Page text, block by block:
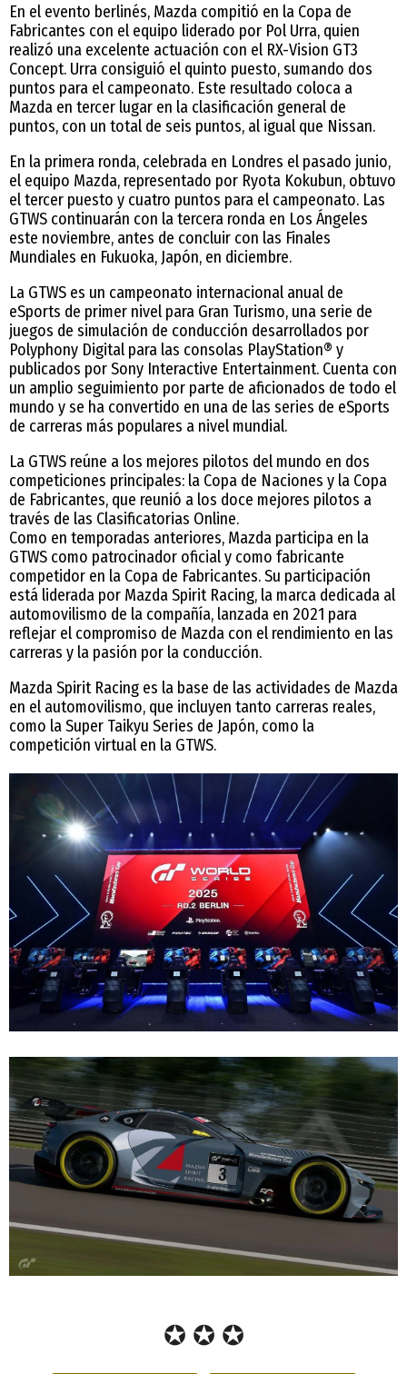
En el evento berlinés, Mazda compitió en la Copa de
Fabricantes con el equipo liderado por Pol Urra, quien
realizó una excelente actuación con el RX-Vision GT3
Concept. Urra consiguió el quinto puesto, sumando dos
puntos para el campeonato. Este resultado coloca a
Mazda en tercer lugar en la clasificación general de
puntos, con un total de seis puntos, al igual que Nissan.
En la primera ronda, celebrada en Londres el pasado junio,
el equipo Mazda, representado por Ryota Kokubun, obtuvo
el tercer puesto y cuatro puntos para el campeonato. Las
GTWS continuarán con la tercera ronda en Los Ángeles
este noviembre, antes de concluir con las Finales
Mundiales en Fukuoka, Japón, en diciembre.
La GTWS es un campeonato internacional anual de
eSports de primer nivel para Gran Turismo, una serie de
juegos de simulación de conducción desarrollados por
Polyphony Digital para las consolas PlayStation® y
publicados por Sony Interactive Entertainment. Cuenta con
un amplio seguimiento por parte de aficionados de todo el
mundo y se ha convertido en una de las series de eSports
de carreras más populares a nivel mundial.
La GTWS reúne a los mejores pilotos del mundo en dos
competiciones principales: la Copa de Naciones y la Copa
de Fabricantes, que reunió a los doce mejores pilotos a
través de las Clasificatorias Online.
Como en temporadas anteriores, Mazda participa en la
GTWS como patrocinador oficial y como fabricante
competidor en la Copa de Fabricantes. Su participación
está liderada por Mazda Spirit Racing, la marca dedicada al
automovilismo de la compañía, lanzada en 2021 para
reflejar el compromiso de Mazda con el rendimiento en las
carreras y la pasión por la conducción.
Mazda Spirit Racing es la base de las actividades de Mazda
en el automovilismo, que incluyen tanto carreras reales,
como la Super Taikyu Series de Japón, como la
competición virtual en la GTWS.
✪ ✪ ✪